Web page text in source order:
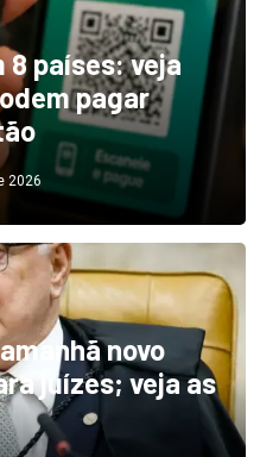
8 países: veja
pagar
2026
novo
juízes; veja as